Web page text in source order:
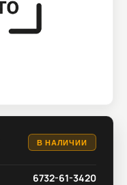
В НАЛИЧИИ
6732-61-3420